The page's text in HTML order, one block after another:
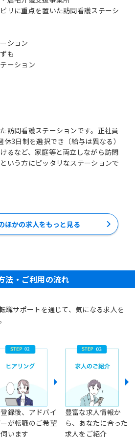
に重点を置いた訪問看護ステーシ
ション
も
ーション
訪問看護ステーションです。正社員
3日制を選択でき（給与は異なる）
るなど、家庭等と両立しながら訪問
いう方にピッタリなステーションで
ほかの求人をもっと見る
法・ご利用の流れ
職サポートを通じて、気になる求人を
録後、アドバイ
が転職のご希望
います
豊富な求人情報か
ら、あなたに合った
求人をご紹介